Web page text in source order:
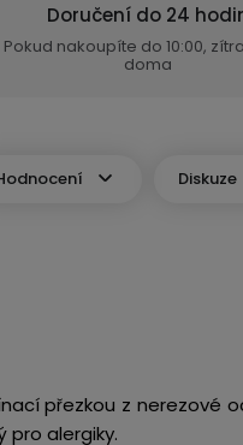
Doručení do 24
Pokud nakoupíte do 10:00,
doma
Diskuze
přezkou z nerezové
pro alergiky.